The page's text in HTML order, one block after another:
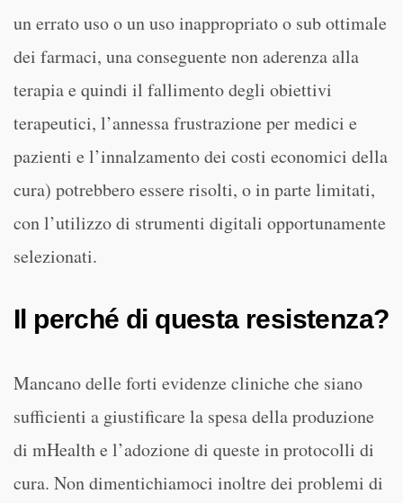
un errato uso o un uso inappropriato o sub ottimale
dei farmaci, una conseguente non aderenza alla
terapia e quindi il fallimento degli obiettivi
terapeutici, l’annessa frustrazione per medici e
pazienti e l’innalzamento dei costi economici della
cura) potrebbero essere risolti, o in parte limitati,
con l’utilizzo di strumenti digitali opportunamente
selezionati.
Il perché di questa resistenza?
Mancano delle forti evidenze cliniche che siano
sufficienti a giustificare la spesa della produzione
di mHealth e l’adozione di queste in protocolli di
cura. Non dimentichiamoci inoltre dei problemi di